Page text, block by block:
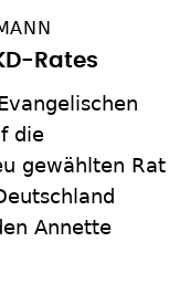
Rates
die
gewählten Rat
Annette